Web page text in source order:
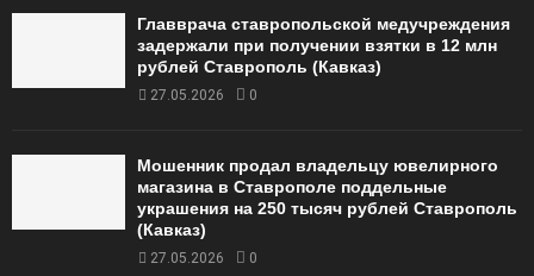
Главврача ставропольской медучреждения
задержали при получении взятки в 12 млн
рублей Ставрополь (Кавказ)
27.05.2026 0
Мошенник продал владельцу ювелирного
магазина в Ставрополе поддельные
украшения на 250 тысяч рублей Ставрополь
(Кавказ)
27.05.2026 0